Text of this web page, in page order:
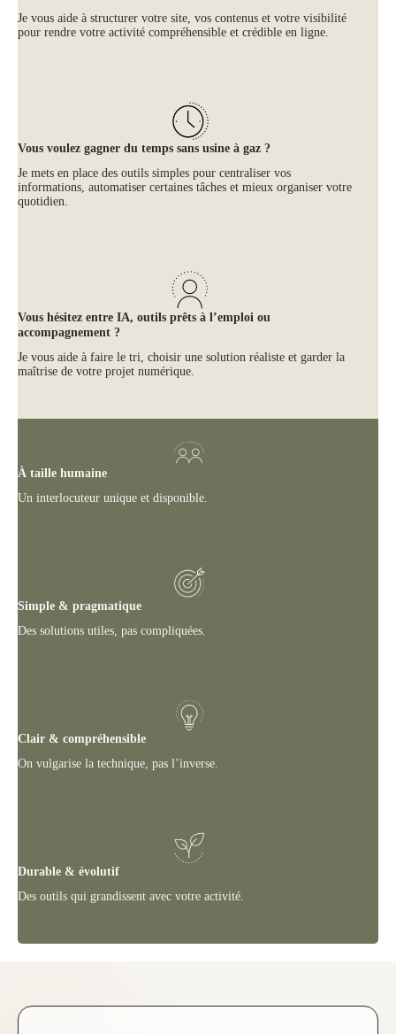
Je vous aide à structurer votre site, vos contenus et votre visibilité
pour rendre votre activité compréhensible et crédible en ligne.
Vous voulez gagner du temps sans usine à gaz ?
Je mets en place des outils simples pour centraliser vos
informations, automatiser certaines tâches et mieux organiser votre
quotidien.
Vous hésitez entre IA, outils prêts à l’emploi ou
accompagnement ?
Je vous aide à faire le tri, choisir une solution réaliste et garder la
maîtrise de votre projet numérique.
À taille humaine
Un interlocuteur unique et disponible.
Simple & pragmatique
Des solutions utiles, pas compliquées.
Clair & compréhensible
On vulgarise la technique, pas l’inverse.
Durable & évolutif
Des outils qui grandissent avec votre activité.